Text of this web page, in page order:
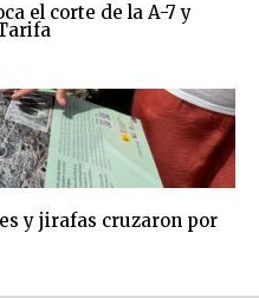
el corte de la A-7 y
y jirafas cruzaron por